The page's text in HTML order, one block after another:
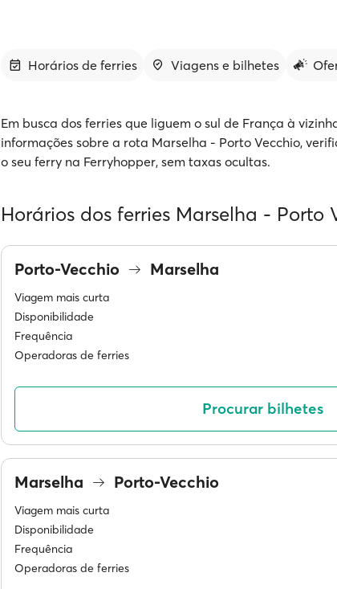
Horários de ferries Viagens e bilhetes
Em busca dos ferries que liguem o sul de França à
informações sobre a rota Marselha - Porto Vecchio,
o seu ferry na Ferryhopper, sem taxas ocultas.
Horários dos ferries Marselha - Porto
Porto-Vecchio Marselha
Viagem mais curta
Disponibilidade
Frequência
Operadoras de ferries
Procurar bilhetes
Marselha Porto-Vecchio
Viagem mais curta
Disponibilidade
Frequência
Operadoras de ferries